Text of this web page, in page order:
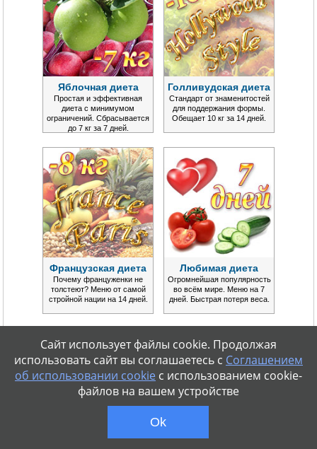
Яблочная диета
Простая и эффективная
диета с минимумом
ограничений. Сбрасывается
до 7 кг за 7 дней.
Голливудская диета
Стандарт от знаменитостей
для поддержания формы.
Обещает 10 кг за 14 дней.
Французская диета
Почему француженки не
толстеют? Меню от самой
стройной нации на 14 дней.
Любимая диета
Огромнейшая популярность
во всём мире. Меню на 7
дней. Быстрая потеря веса.
Сайт использует файлы cookie. Продолжая
использовать сайт вы соглашаетесь с Соглашением
об использовании cookieс использованием cookie-
файлов на вашем устройстве
Ok